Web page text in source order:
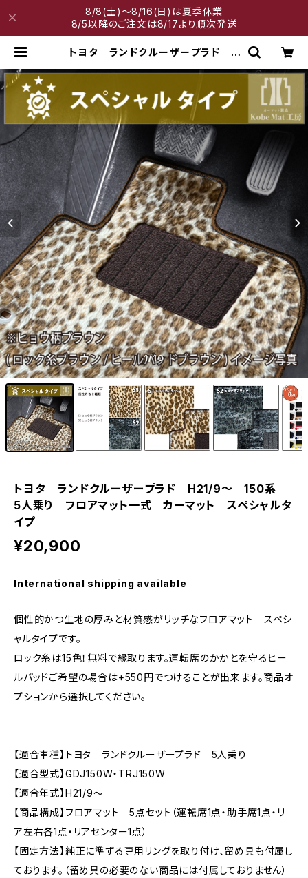
8/8(土)～8/16(日)は夏季休業
8/5以降のご注文は8/17より順次発送
トヨタ ランドクルーザープラド H
ット一式 カーマット スペシャルタ
1/10
トヨタ ランドクルーザープラド H21/9〜 150系
5人乗り フロアマット一式 カーマット スペシャルタ
イプ
¥20,900
International shipping available
個性的かつ生地の厚みと材質感がリッチなフロアマット スペシ
ャルタイプです。
ロック糸は15色！無料で縁取ります。運転席のかかとを守るヒー
ルパッドご希望の場合は+550円でつけることが出来ます。商品オ
プションから選択してください。
【適合車種】トヨタ ランドクルーザープラド 5人乗り
【適合型式】GDJ150W・TRJ150W
【適合年式】H21/9〜
【商品構成】フロアマット 5点セット（運転席1点・助手席1点・リ
ア左右各1点・リアセンター1点）
【固定方法】純正に準ずる専用リングを取り付け、留め具も付属し
ております。（留め具の必要のない商品には付属しておりません）